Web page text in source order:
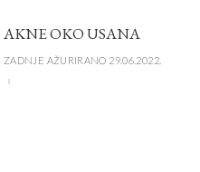
AKNE OKO USANA
ZADNJE AŽURIRANO 29.06.2022.